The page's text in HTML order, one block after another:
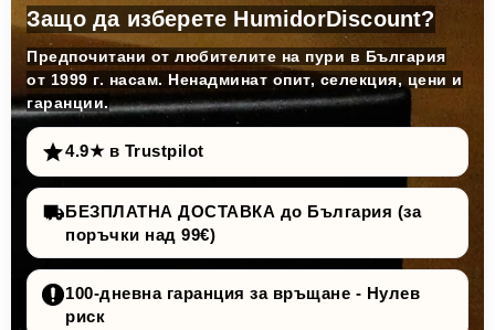
Защо да изберете HumidorDiscount?
Предпочитани от любителите на пури в България
от 1999 г. насам. Ненадминат опит, селекция, цени и
гаранции.
4.9★ в Trustpilot
БЕЗПЛАТНА ДОСТАВКА до България (за
поръчки над 99€)
100-дневна гаранция за връщане - Нулев
риск